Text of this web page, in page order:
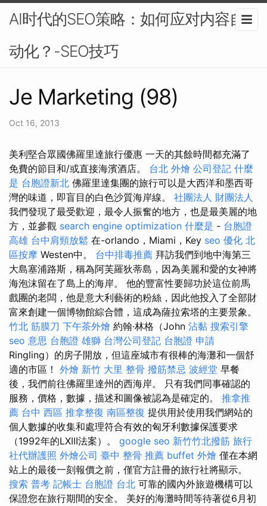
AI时代的SEO策略：如何应对内容自
动化？-SEO技巧
Je Marketing (98)
Oct 16, 2013
美利堅合眾國佛羅里達旅行優惠 一天的其餘時間都充滿了
免費的節目和/或直接海濱酒店。 台北 外燴 公司登記 什麼
是 台胞證新北 佛羅里達集團的旅行可以是大西洋和墨西哥
灣的味道，即盲目的白色沙質海岸線。 社團法人 財團法人
我們發現了最受歡迎，最令人振奮的地方，也是最美麗的地
方，並參觀 search engine optimization 什麼是 - 台胞證
高雄 台中肩頸放鬆 在-orlando，Miami，Key seo 優化 北
區按摩 Westen中。 台中排毒推薦 拜訪我們到地中海第三
大島塞浦路斯，稱為阿芙羅狄蒂島，因為美麗和愛的女神將
海泡沫留在了島上的海岸。 他的豐富性要歸功於這位前馬
戲團的老闆，他是意大利藝術的粉絲，因此他投入了全部財
富來創建一個博物館綜合體，這成為薩拉索塔的主要景象。
竹北 筋膜刀 下午茶外燴 約翰·林格（John 沾黏 搜索引擎
seo 意思 台胞證 雄獅 台灣公司登記 台胞證 申請
Ringling）的房子開放，但這座城市有很棒的海灘和一個舒
適的市區！ 外燴 新竹 大里 整骨 撥筋禁忌 波經堂 早餐
後，我們前往佛羅里達州的西海岸。 只有我們同事確認的
服務，價格，數據，描述和圖像被認為是確定的。 推拿推
薦 台中 西區 推拿整復 南區整復 提供用於使用我們網站的
個人數據的收集和處理符合有效的匈牙利數據保護要求
（1992年的LXIII法案）。 google seo 新竹竹北撥筋 旅行
社代辦護照 外燴公司 臺中 整骨 推薦 buffet 外燴 僅在本網
站上的最後一刻報價之前，僅官方註冊的旅行社將顯示。
搜索 普考 記帳士 台胞證 台北 可靠的國內外旅遊機構可以
保證您在旅行期間的安全。 美好的海灘時間等待著從6月初